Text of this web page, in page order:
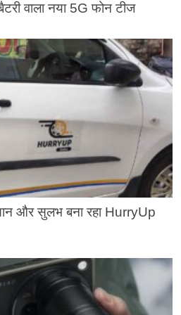
वाला नया 5G फोन टीज
और सुलभ बना रहा HurryUp